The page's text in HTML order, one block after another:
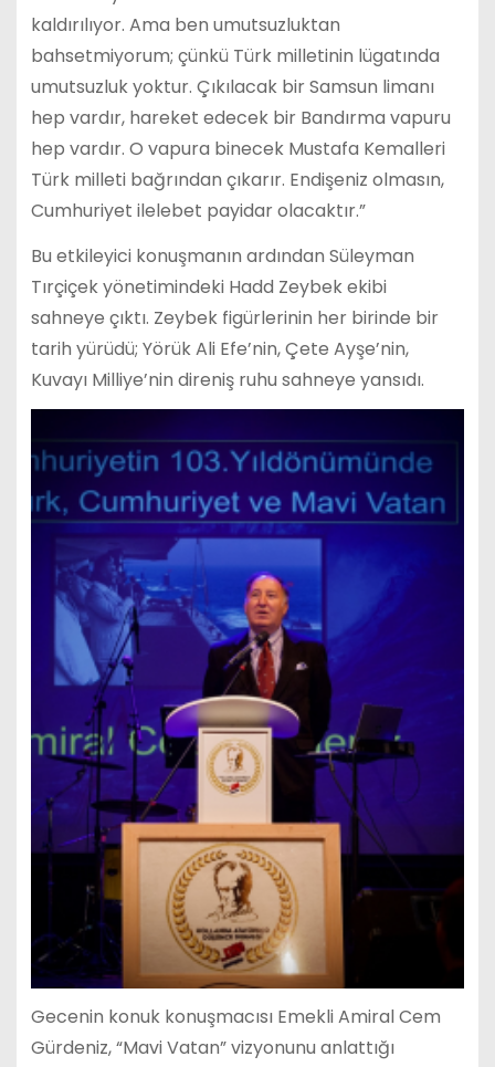
kaldırılıyor. Ama ben umutsuzluktan
bahsetmiyorum; çünkü Türk milletinin lügatında
umutsuzluk yoktur. Çıkılacak bir Samsun limanı
hep vardır, hareket edecek bir Bandırma vapuru
hep vardır. O vapura binecek Mustafa Kemalleri
Türk milleti bağrından çıkarır. Endişeniz olmasın,
Cumhuriyet ilelebet payidar olacaktır.”
Bu etkileyici konuşmanın ardından Süleyman
Tırçiçek yönetimindeki Hadd Zeybek ekibi
sahneye çıktı. Zeybek figürlerinin her birinde bir
tarih yürüdü; Yörük Ali Efe’nin, Çete Ayşe’nin,
Kuvayı Milliye’nin direniş ruhu sahneye yansıdı.
Gecenin konuk konuşmacısı Emekli Amiral Cem
Gürdeniz, “Mavi Vatan” vizyonunu anlattığı